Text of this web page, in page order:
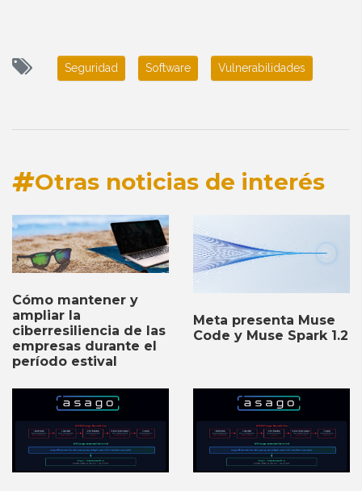
Seguridad Software Vulnerabilidades
Otras noticias de interés
Cómo mantener y
ampliar la
ciberresiliencia de las
empresas durante el
período estival
Meta presenta Muse
Code y Muse Spark 1.2